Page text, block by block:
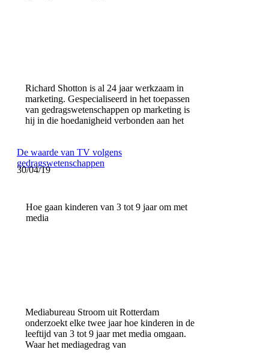
Richard Shotton is al 24 jaar werkzaam in
marketing. Gespecialiseerd in het toepassen
van gedragswetenschappen op marketing is
hij in die hoedanigheid verbonden aan het
De waarde van TV volgens
gedragswetenschappen
30/04/19
Hoe gaan kinderen van 3 tot 9 jaar om met
media
Mediabureau Stroom uit Rotterdam
onderzoekt elke twee jaar hoe kinderen in de
leeftijd van 3 tot 9 jaar met media omgaan.
Waar het mediagedrag van